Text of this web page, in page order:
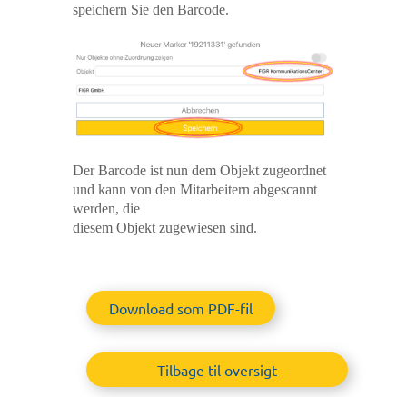
speichern Sie den Barcode.
Der Barcode ist nun dem Objekt zugeordnet
und kann von den Mitarbeitern abgescannt
werden, die
diesem Objekt zugewiesen sind.
Download som PDF-fil
Tilbage til oversigt